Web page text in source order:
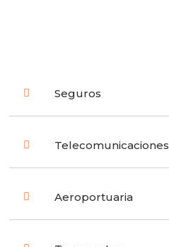
Seguros
Telecomunicaciones
Aeroportuaria